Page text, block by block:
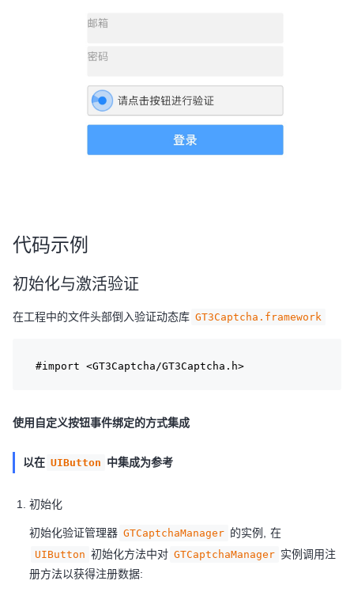
代码示例
初始化与激活验证
在工程中的文件头部倒入验证动态库 GT3Captcha.framework
#import <GT3Captcha/GT3Captcha.h>
使用自定义按钮事件绑定的方式集成
以在 UIButton 中集成为参考
初始化
初始化验证管理器 GTCaptchaManager 的实例, 在
UIButton 初始化方法中对 GTCaptchaManager 实例调用注
册方法以获得注册数据: